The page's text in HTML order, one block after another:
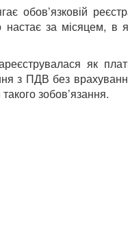
обов’язковій
за місяцем, в
як
з ПДВ без
зобов’язання.